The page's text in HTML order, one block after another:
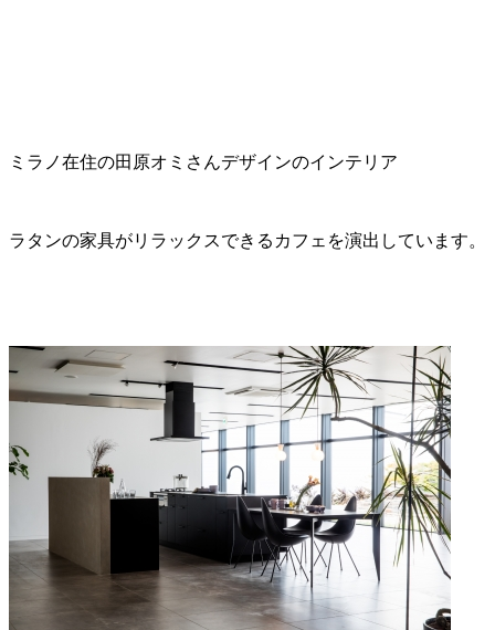
ミラノ在住の田原オミさんデザインのインテリア
ラタンの家具がリラックスできるカフェを演出しています。